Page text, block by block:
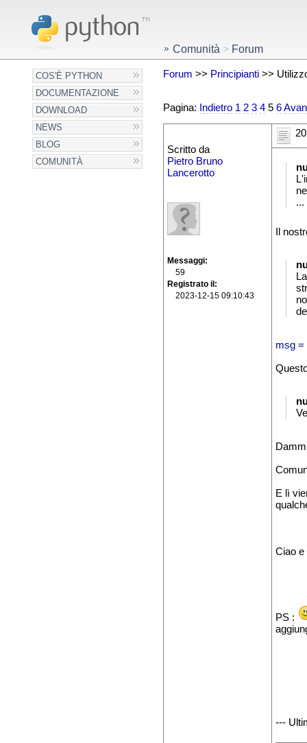
COS'È PYTHON
DOCUMENTAZIONE
DOWNLOAD
NEWS
BLOG
COMUNITÀ
Comunità > Forum
Forum >> Principianti>>
Pagina: Indietro 1 2 3 45 6
Scritto da
Pietro Bruno
Lancerotto
Messaggi
59
Registrato il
2023-12-15 09:10:43
...
Il
msg =
E lì
Ciao e
PS :
---